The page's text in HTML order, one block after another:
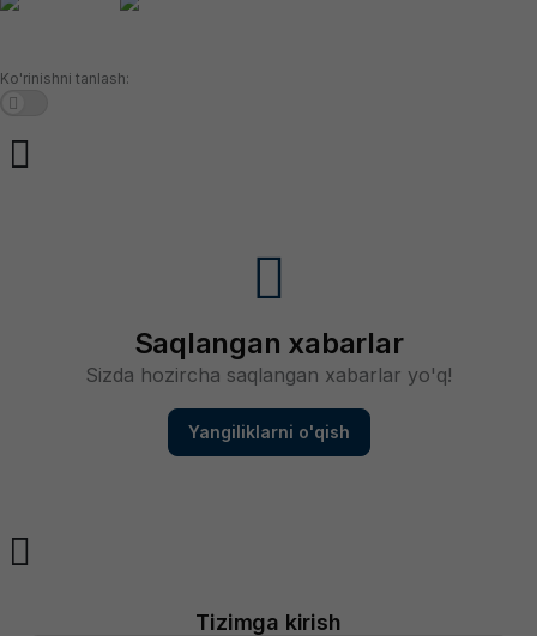
Ko'rinishni tanlash:
Saqlangan xabarlar
Sizda hozircha saqlangan xabarlar yo'q!
Yangiliklarni o'qish
Tizimga kirish